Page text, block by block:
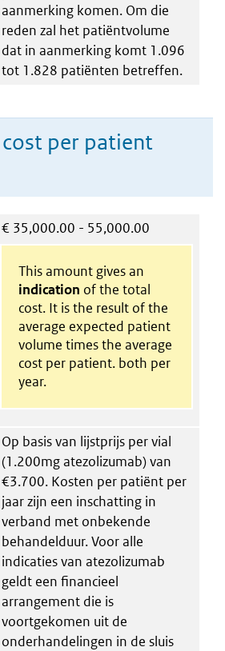
aanmerking komen. Om die
reden zal het patiëntvolume
dat in aanmerking komt 1.096
tot 1.828 patiënten betreffen.
per patient
€ 35,000.00 - 55,000.00
This amount gives an
indication of the total
cost. It is the result of the
average expected patient
volume times the average
cost per patient. both per
year.
Op basis van lijstprijs per vial
(1.200mg atezolizumab) van
€3.700. Kosten per patiënt per
jaar zijn een inschatting in
verband met onbekende
behandelduur. Voor alle
indicaties van atezolizumab
geldt een financieel
arrangement die is
voortgekomen uit de
onderhandelingen in de sluis